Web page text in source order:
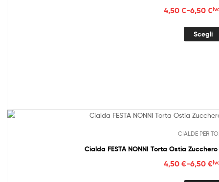
4,50 €-6,50 €
Scegli
CIALDE PER
Cialda FESTA NONNI Torta Ostia
4,50 €-6,50 €